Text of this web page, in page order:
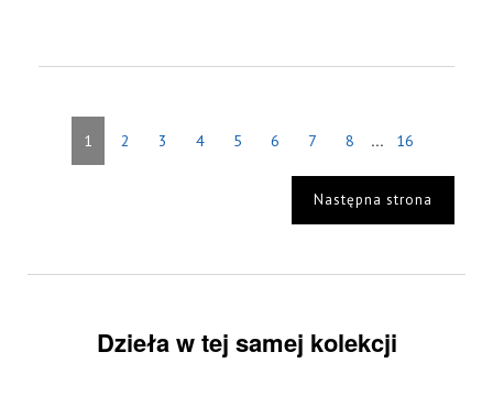
1 2 3 4 5 6 7 8 ... 16
Następna strona
Dzieła w tej samej kolekcji